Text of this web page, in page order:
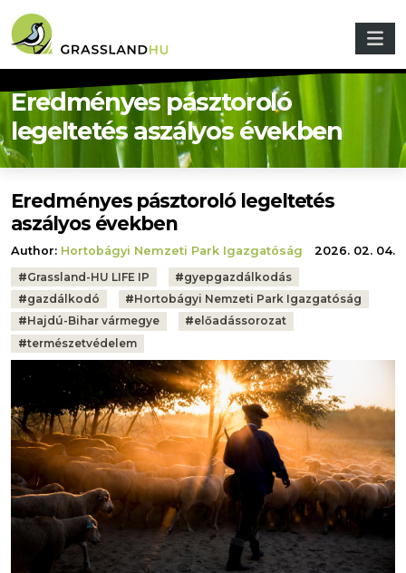
Eredményes pásztoroló
legeltetés aszályos években
Eredményes pásztoroló legeltetés
aszályos években
Author: Hortobágyi Nemzeti Park Igazgatóság
2026. 02. 04.
Tags:
#Grassland-HU LIFE IP #gyepgazdálkodás
#gazdálkodó #Hortobágyi Nemzeti Park Igazgatóság
#Hajdú-Bihar vármegye #előadássorozat
#természetvédelem